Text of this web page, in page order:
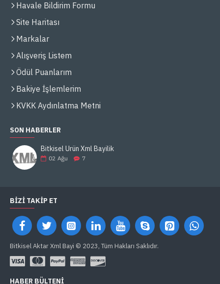
Havale Bildirim Formu
Site Haritası
Markalar
Alışveriş Listem
Ödül Puanlarım
Bakiye İşlemlerim
KVKK Aydınlatma Metni
SON HABERLER
Bitkisel Ürün Xml Bayilik
02 Ağu 7
BIZI TAKIP ET
Bitkisel Aktar Xml Bayi © 2023, Tüm Hakları Saklıdır.
HABER BÜLTENI